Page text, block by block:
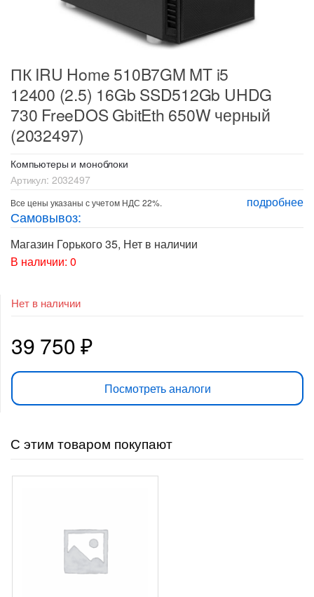
ПК IRU Home 510B7GM MT i5
12400 (2.5) 16Gb SSD512Gb UHDG
730 FreeDOS GbitEth 650W черный
(2032497)
Компьютеры и моноблоки
Артикул: 2032497
подробнее
Все цены указаны с учетом НДС 22%.
Самовывоз:
Магазин Горького 35, Нет в наличии
В наличии: 0
Нет в наличии
39 750₽
Посмотреть аналоги
С этим товаром покупают